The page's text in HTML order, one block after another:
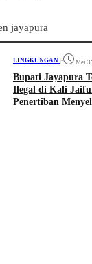
jayapura
LINGKUNGAN • Mei
Bupati Jayapura
Ilegal di Kali
Penertiban